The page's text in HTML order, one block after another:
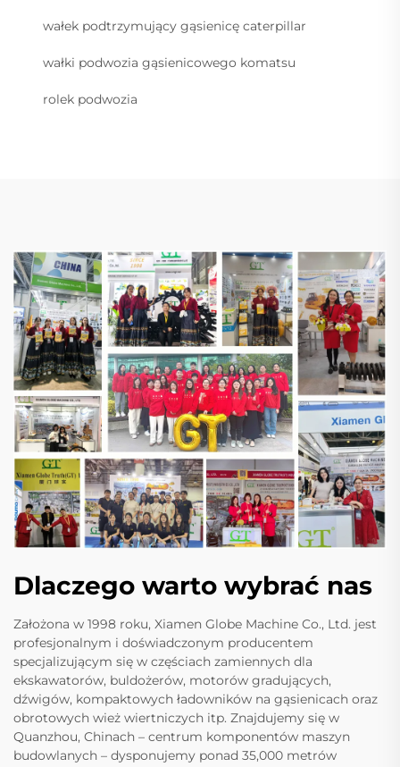
wałek podtrzymujący gąsienicę caterpillar
wałki podwozia gąsienicowego komatsu
rolek podwozia
Dlaczego warto wybrać nas
Założona w 1998 roku, Xiamen Globe Machine Co., Ltd. jest
profesjonalnym i doświadczonym producentem
specjalizującym się w częściach zamiennych dla
ekskawatorów, buldożerów, motorów gradujących,
dźwigów, kompaktowych ładowników na gąsienicach oraz
obrotowych wież wiertniczych itp. Znajdujemy się w
Quanzhou, Chinach – centrum komponentów maszyn
budowlanych – dysponujemy ponad 35,000 metrów